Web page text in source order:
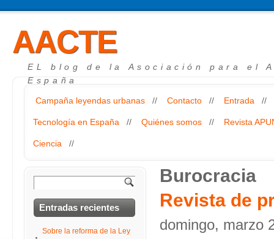
AACTE
EL blog de la Asociación para el
España
Campaña leyendas urbanas // Contacto // Entrada //
Tecnología en España // Quiénes somos // Revista
Ciencia //
Burocracia
Revista de
domingo, marzo
Entradas recientes
Sobre la reforma de la Ley